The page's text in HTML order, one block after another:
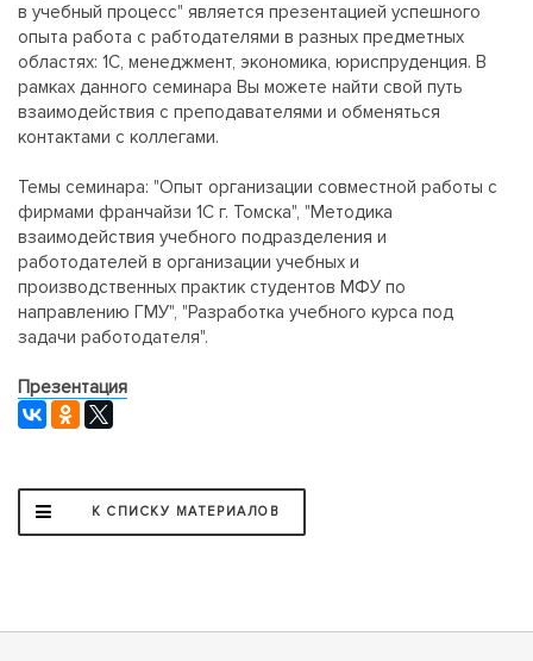
в учебный процесс" является презентацией успешного
опыта работа с рабтодателями в разных предметных
областях: 1С, менеджмент, экономика, юриспруденция. В
рамках данного семинара Вы можете найти свой путь
взаимодействия с преподавателями и обменяться
контактами с коллегами.
Темы семинара: "Опыт организации совместной работы с
фирмами франчайзи 1С г. Томска", "Методика
взаимодействия учебного подразделения и
работодателей в организации учебных и
производственных практик студентов МФУ по
направлению ГМУ", "Разработка учебного курса под
задачи работодателя".
Презентация
К СПИСКУ МАТЕРИАЛОВ